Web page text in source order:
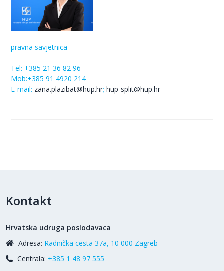
pravna savjetnica
Tel: +385 21 36 82 96
Mob:+385 91 4920 214
E-mail: zana.plazibat@hup.hr; hup-split@hup.hr
Kontakt
Hrvatska udruga poslodavaca
Adresa: Radnička cesta 37a, 10 000 Zagreb
Centrala: +385 1 48 97 555